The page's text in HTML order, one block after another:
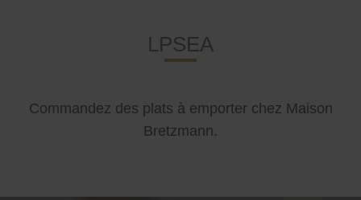
LPSEA
Commandez des plats à emporter chez Maison
Bretzmann.